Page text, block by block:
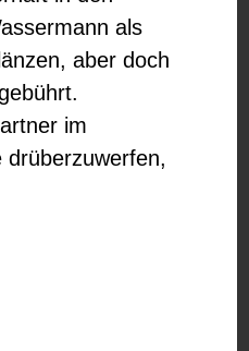
als
aber doch
im
drüberzuwerfen,